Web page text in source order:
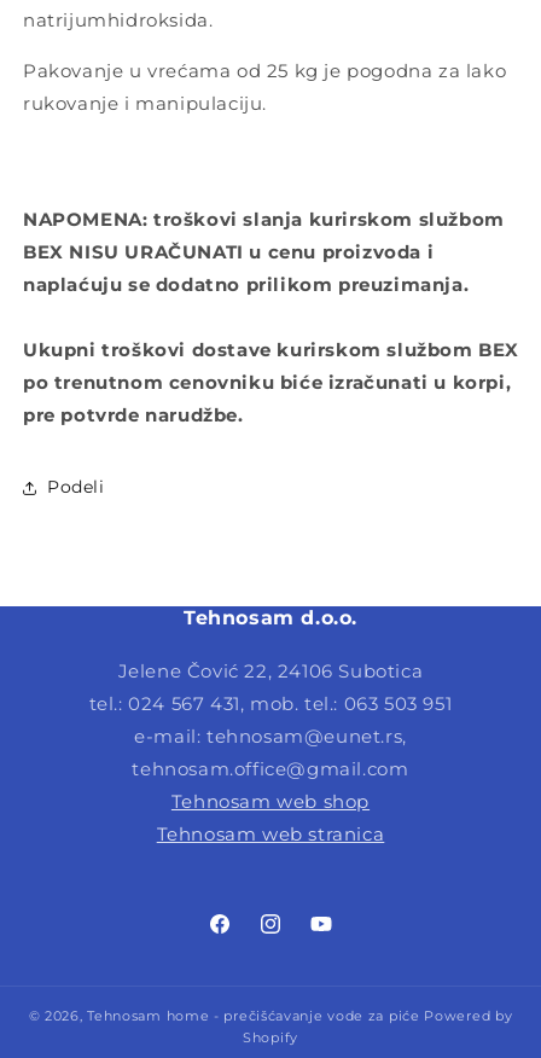
natrijumhidroksida.
Pakovanje u vrećama od 25 kg je pogodna za lako
rukovanje i manipulaciju.
NAPOMENA: troškovi slanja kurirskom službom
BEX NISU URAČUNATI u cenu proizvoda i
naplaćuju se dodatno prilikom preuzimanja.
Ukupni troškovi dostave kurirskom službom BEX
po trenutnom cenovniku biće izračunati u korpi,
pre potvrde narudžbe.
Podeli
Tehnosam d.o.o.
Jelene Čović 22, 24106 Subotica
tel.: 024 567 431, mob. tel.: 063 503 951
e-mail: tehnosam@eunet.rs,
tehnosam.office@gmail.com
Tehnosam web shop
Tehnosam web stranica
FacebookInstagramYouTube
© 2026,Tehnosam home - prečišćavanje vode za piće Powered by
Shopify